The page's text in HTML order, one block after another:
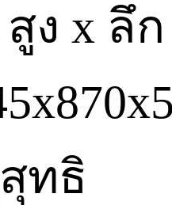
ง x ลึก
ทธิ